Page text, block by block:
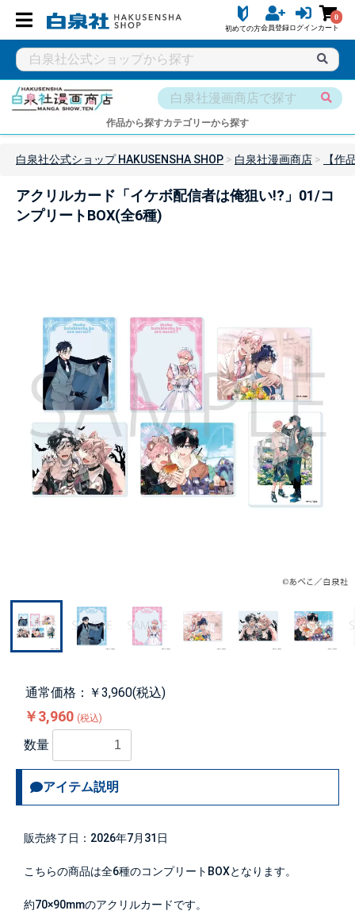
初めての方会員登録ログイン
0
カート
作品から探すカテゴリーから探す
白泉社公式ショップ HAKUSENSHA SHOP 白泉社漫画商店 【作
アクリルカード「イケボ配信者は俺狙い!?」01/コ
ンプリートBOX(全6種)
通常価格：￥3,960(税込)
￥3,960 (税込)
数量
アイテム説明
販売終了日：2026年7月31日
こちらの商品は全6種のコンプリートBOXとなります。
約70×90mmのアクリルカードです。